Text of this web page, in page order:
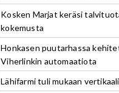
Kosken Marjat keräsi
kokemusta
Honkasen puutarhassa
Viherlinkin automaatiota
Lähifarmi tuli mukaan